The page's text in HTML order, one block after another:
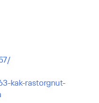
kak-rastorgnut-